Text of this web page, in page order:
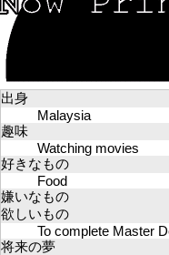
出身
Malaysia
趣味
Watching movies
好きなもの
Food
嫌いなもの
欲しいもの
To complete Master
将来の夢